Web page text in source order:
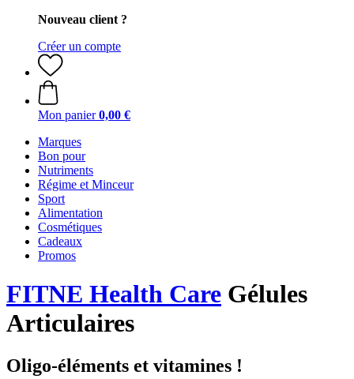
Nouveau client ?
Créer un compte
Mon panier 0,00 €
Marques
Bon pour
Nutriments
Régime et Minceur
Sport
Alimentation
Cosmétiques
Cadeaux
Promos
FITNE Health Care Gélules
Articulaires
Oligo-éléments et vitamines !